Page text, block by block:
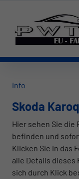
info
Skoda Karoq
Hier sehen Sie die
befinden und
Klicken Sie in das
alle Details dieses
sich durch Klick